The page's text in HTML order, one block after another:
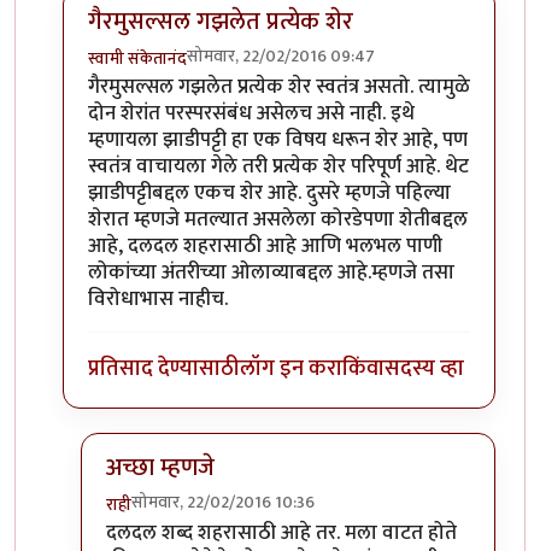
गैरमुसल्सल गझलेत प्रत्येक शेर
स्वामी संकेतानंदसोमवार, 22/02/2016 09:47
In reply toकविता आवडली.byराही
गैरमुसल्सल गझलेत प्रत्येक शेर स्वतंत्र असतो. त्यामुळे
दोन शेरांत परस्परसंबंध असेलच असे नाही. इथे
म्हणायला झाडीपट्टी हा एक विषय धरून शेर आहे, पण
स्वतंत्र वाचायला गेले तरी प्रत्येक शेर परिपूर्ण आहे. थेट
झाडीपट्टीबद्दल एकच शेर आहे. दुसरे म्हणजे पहिल्या
शेरात म्हणजे मतल्यात असलेला कोरडेपणा शेतीबद्दल
आहे, दलदल शहरासाठी आहे आणि भलभल पाणी
लोकांच्या अंतरीच्या ओलाव्याबद्दल आहे.म्हणजे तसा
विरोधाभास नाहीच.
प्रतिसाद देण्यासाठीलॉग इन कराकिंवासदस्य व्हा
अच्छा म्हणजे
राहीसोमवार, 22/02/2016 10:36
In reply toगैरमुसल्सल गझलेत प्रत्येक शेरbyस्वामी
दलदल शब्द शहरासाठी आहे तर. मला वाटत होते